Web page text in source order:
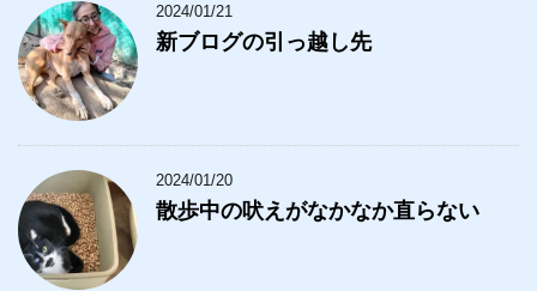
2024/01/21
新ブログの引っ越し先
2024/01/20
散歩中の吠えがなかなか直らない